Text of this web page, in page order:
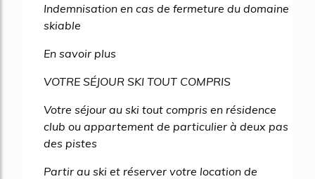
Indemnisation en cas de fermeture du domaine
skiable
En savoir plus
VOTRE SÉJOUR SKI TOUT COMPRIS
Votre séjour au ski tout compris en résidence
club ou appartement de particulier à deux pas
des pistes
Partir au ski et réserver votre location de